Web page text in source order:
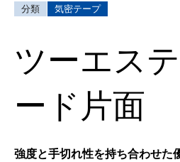
気密テープ
ツーエス
ード片面
強度と手切れ性を持ち合わせた